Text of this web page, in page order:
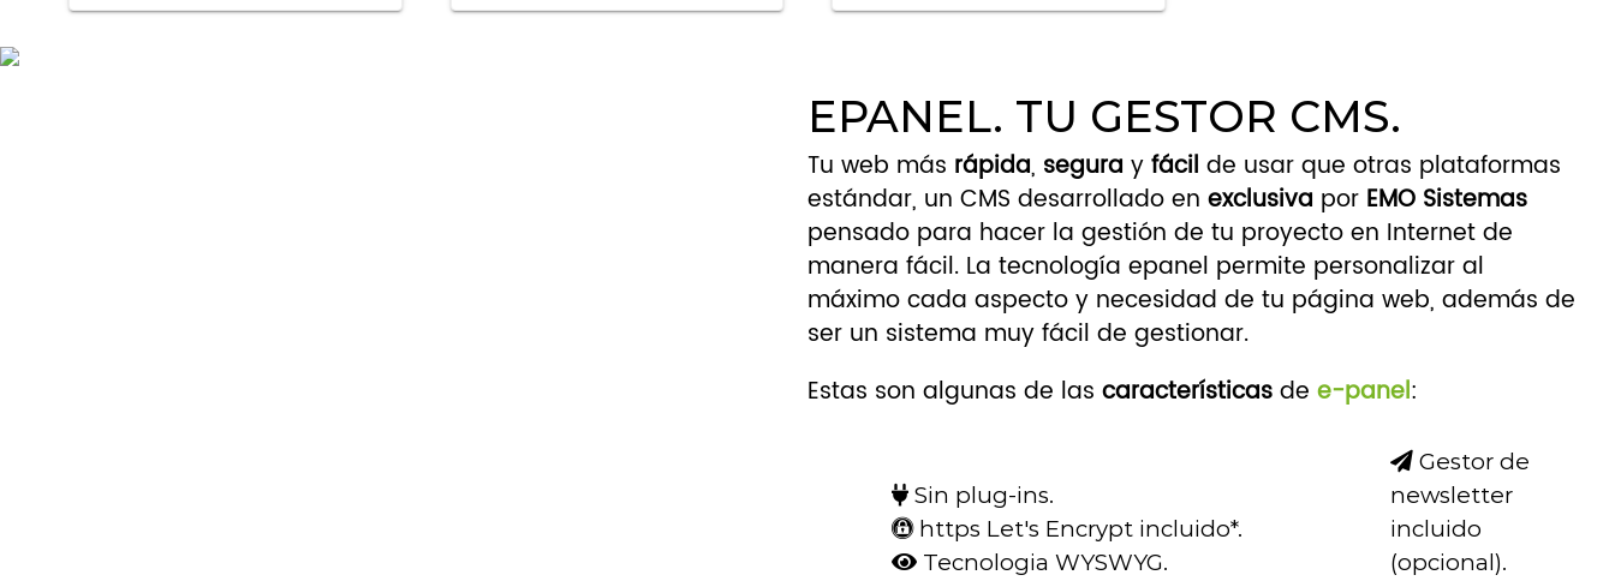
EPANEL. TU GESTOR CMS.
Tu web más rápida, segura yfácil de usar que otras plataformas
estándar, un CMS desarrollado en exclusiva por EMO Sistemas
pensado para hacer la gestión de tu proyecto en Internet de
manera fácil. La tecnología epanel permite personalizar al
máximo cada aspecto y necesidad de tu página web, además de
ser un sistema muy fácil de gestionar.
Estas son algunas de las característicasde e-panel:
Sin plug-ins.
https Let's Encrypt incluido*.
Tecnologia WYSWYG.
Gestor de
newsletter
incluido
(opcional).